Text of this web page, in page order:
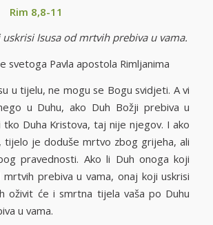
8,8-11
Isusa od mrtvih prebiva u vama.
svetoga Pavla apostola Rimljanima
u tijelu, ne mogu se Bogu svidjeti. A vi
u Duhu, ako Duh Božji prebiva u
tko Duha Kristova, taj nije njegov. I ako
tijelo je doduše mrtvo zbog grijeha, ali
pravednosti. Ako li Duh onoga koji
mrtvih prebiva u vama, onaj koji uskrisi
oživit će i smrtna tijela vaša po Duhu
u vama.